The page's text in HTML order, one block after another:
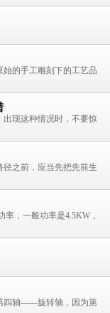
的手工雕刻下的工艺品
现这种情况时，不要惊
之前，应当先把先前生
，一般功率是4.5KW，
四轴——旋转轴，因为第